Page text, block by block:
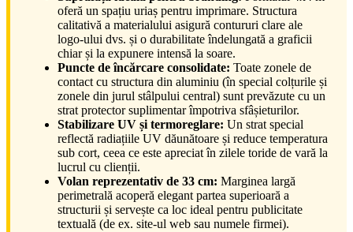
oferă un spațiu uriaș pentru imprimare. Structura
calitativă a materialului asigură contururi clare ale
logo-ului dvs. și o durabilitate îndelungată a graficii
chiar și la expunere intensă la soare.
Puncte de încărcare consolidate: Toate zonele de
contact cu structura din aluminiu (în special colțurile și
zonele din jurul stâlpului central) sunt prevăzute cu un
strat protector suplimentar împotriva sfâșieturilor.
Stabilizare UV și termoreglare: Un strat special
reflectă radiațiile UV dăunătoare și reduce temperatura
sub cort, ceea ce este apreciat în zilele toride de vară la
lucrul cu clienții.
Volan reprezentativ de 33 cm: Marginea largă
perimetrală acoperă elegant partea superioară a
structurii și servește ca loc ideal pentru publicitate
textuală (de ex. site-ul web sau numele firmei).